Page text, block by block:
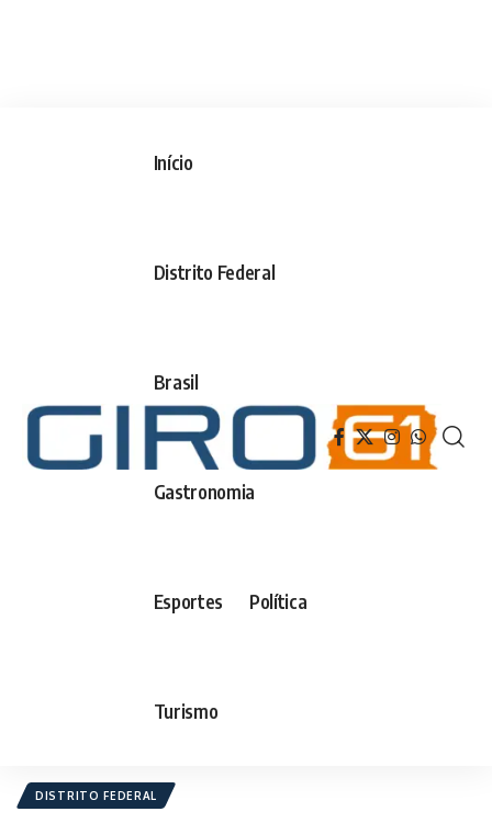
Início
Distrito Federal
Brasil
Gastronomia
Esportes Política
Turismo
DISTRITO FEDERAL